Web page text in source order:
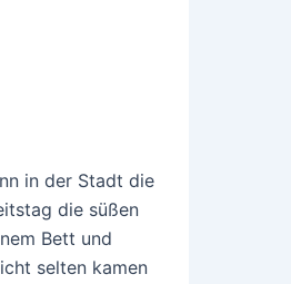
in der Stadt die
die süßen
Bett und
selten kamen